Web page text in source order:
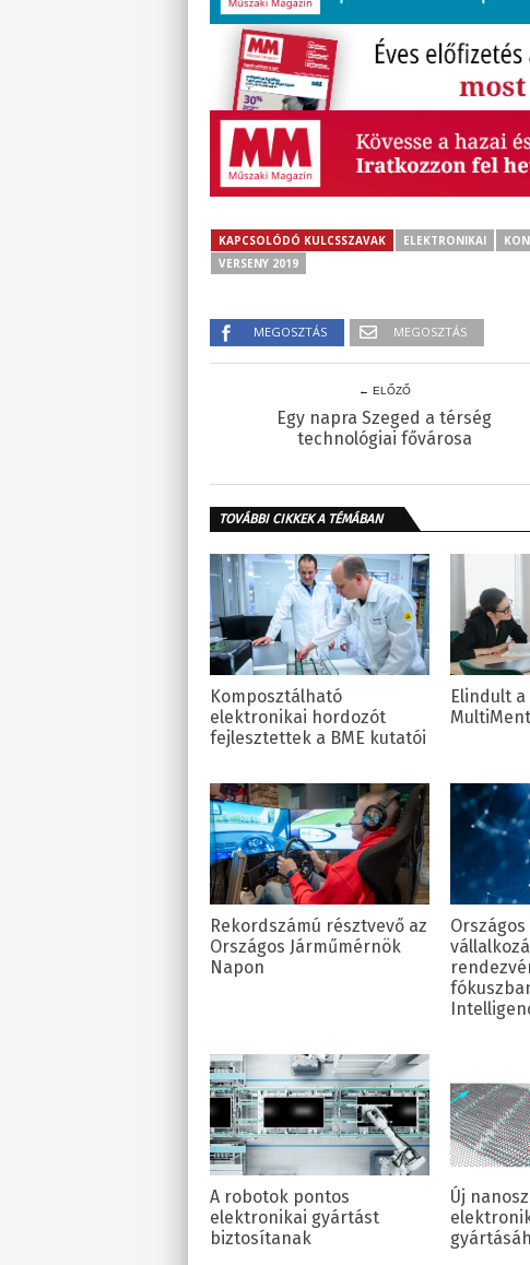
KAPCSOLÓDÓ KULCSSZAVAK ELEKTRONIKAI
VERSENY 2019
MEGOSZTÁS MEGOSZTÁS
← ELŐZŐ
Egy napra Szeged a térség
technológiai fővárosa
TOVÁBBI CIKKEK A TÉMÁBAN
Komposztálható
elektronikai hordozót
fejlesztettek a BME kutatói
Elindult a
Rekordszámú résztvevő az
Országos Járműmérnök
Napon
Országos
A robotok pontos
elektronikai gyártást
biztosítanak
Új